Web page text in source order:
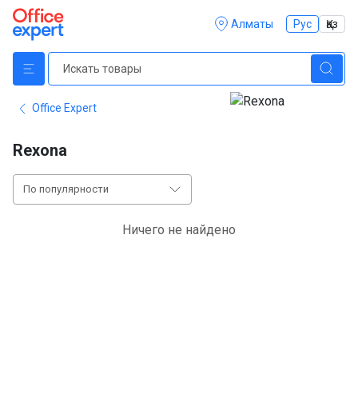
Алматы Рус Қаз
Office Expert
Rexona
По популярности
Ничего не найдено